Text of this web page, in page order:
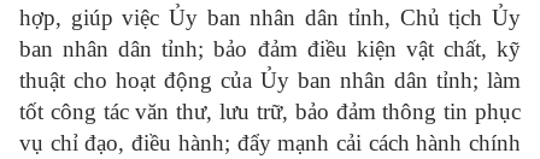
hợp, giúp việc Ủy ban nhân dân tỉnh, Chủ tịch Ủy
ban nhân dân tỉnh; bảo đảm điều kiện vật chất, kỹ
thuật cho hoạt động của Ủy ban nhân dân tỉnh; làm
tốt công tác văn thư, lưu trữ, bảo đảm thông tin phục
vụ chỉ đạo, điều hành; đẩy mạnh cải cách hành chính